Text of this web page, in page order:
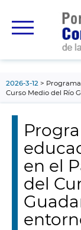
principal
2026-3-12
Curso Medio del Río
en el
del